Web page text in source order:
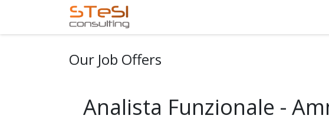
Our Job Offers
Analista Funzionale -